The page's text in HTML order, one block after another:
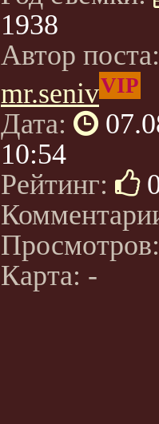
1938
Автор
mr.senivVIP
Дата:
10:54
Рейтинг:
Карта: -